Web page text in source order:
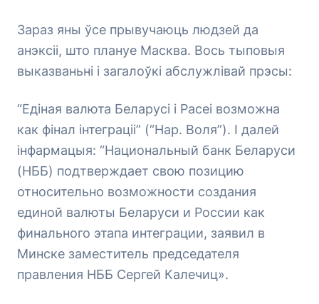
Зараз яны ўсе прывучаюць людзей да
анэксіі, што плануе Масква. Вось тыповыя
выказваньні і загалоўкі абслужлівай прэсы:
“Едіная валюта Беларусі і Расеі возможна
как фінал інтеграціі” (“Нар. Воля”). І далей
інфармацыя: “Национальный банк Беларуси
(НББ) подтверждает свою позицию
относительно возможности создания
единой валюты Беларуси и России как
финального этапа интеграции, заявил в
Минске заместитель председателя
правления НББ Сергей Калечиц».